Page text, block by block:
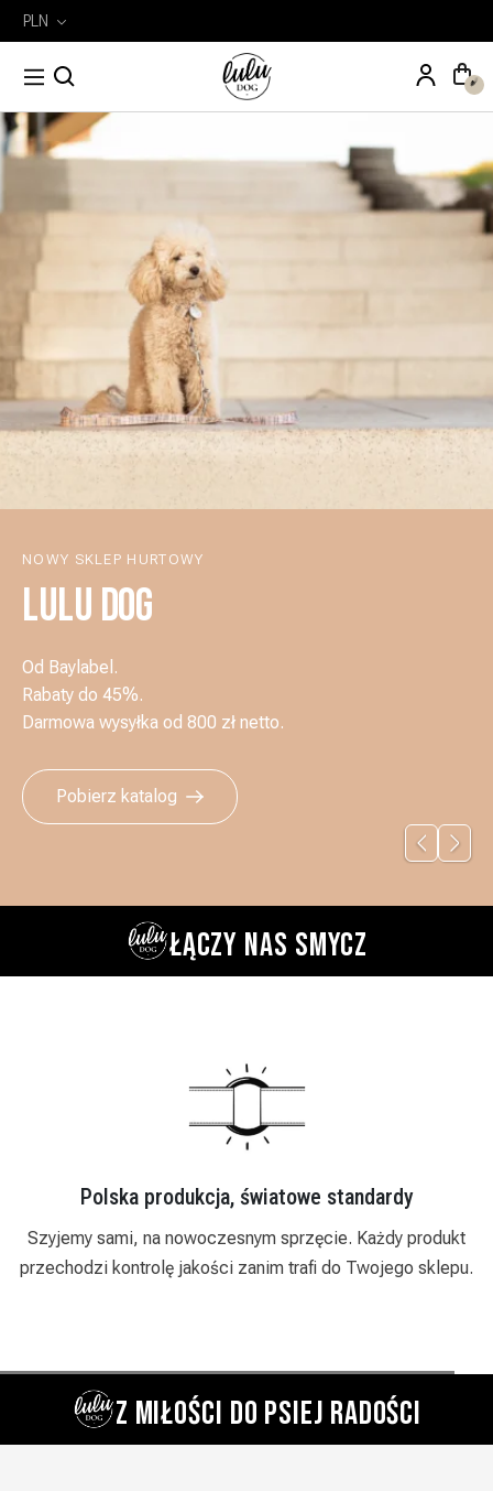
PLN
Wyszukiwarka
produktów
NOWY SKLEP HURTOWY
LULU DOG
Od Baylabel.
Rabaty do 45%.
Darmowa wysyłka od 800 zł netto.
Pobierz katalog
ŁĄCZY NAS SMYCZ
Polska produkcja, światowe standardy
sami, na nowoczesnym sprzęcie. Każdy produkt
kontrolę jakości zanim trafi do Twojego sklepu.
Z MIŁOŚCI DO PSIEJ RADOŚCI